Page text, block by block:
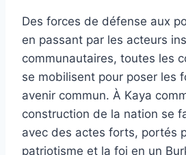
Des forces de défense aux
en passant par les acteurs
communautaires, toutes les
se mobilisent pour poser les
avenir commun. À Kaya
construction de la nation se
avec des actes forts, portés
patriotisme et la foi en un